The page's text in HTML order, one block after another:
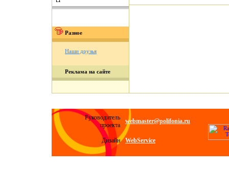
Разное
Наши друзья
Реклама на сайте
Руководитель
проекта
webmaster@polifonia.ru
Дизайн WebService